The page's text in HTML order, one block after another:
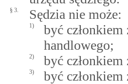
§ 3. Sędzia nie może:
1)
być
handlowego;
2) być
3) być członkiem